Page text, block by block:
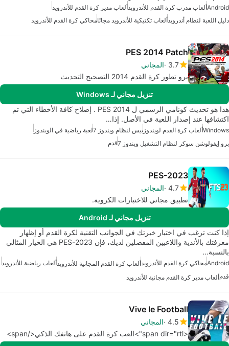
Androidألعاب مدرب كرة القدم للأندرويدألعاب مدير كرة القدم للأندرويد
دليل اللعبة لنظام أندرويدألعاب تكتيكية للأندرويد مجانًامحاكي كرة القدم للأندرويد
PES 2014 Patch
3.7 المجاني
برو تطور كرة القدم 2014 التصحيح التحديث
تنزيل مجاني لـ Windows
هذا هو تحديث كونامي الرسمي ل PES 2014 . إصلاح كافة الأخطاء التي تم
اكتشافها عند إصدار اللعبة في الأصل. إذا…
Windowsألعاب كرة القدم لويندوز بيس لنظام ويندوز 7
لعبة رياضية في الويندوز
برو إيفولوشن سوكر لنظام التشغيل ويندوز 7
قدم
PES-2023
4.7 المجاني
تطبيق مجاني للاختبارات الكروية.
تنزيل مجاني لـ Android
إذا كنت ترغب في اختبار خبرتك في الجوانب التقنية لكرة القدم أو إظهار
معرفتك بالأندية واللاعبين المفضلين لديك، فإن PES-2023 هي الخيار المثالي
بالنسبة…
Androidمحاكي كرة القدم للأندرويدألعاب كرة القدم المجانية للأندرويدألعاب رياضية للأندرويد
قدمألعاب مدير كرة القدم مجانية للأندرويد
Vive le Football
4.5 المجاني
<span dir="rtl">العب كرة القدم على هاتفك الذكي</span>